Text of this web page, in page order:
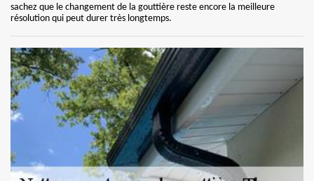
sachez que le changement de la gouttière reste encore la meilleure
résolution qui peut durer très longtemps.